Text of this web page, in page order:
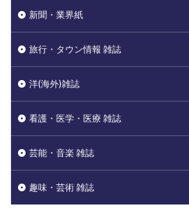
新聞・業界紙
旅行・タウン情報 雑誌
洋(海外)雑誌
看護・医学・医療 雑誌
芸能・音楽 雑誌
趣味・芸術 雑誌